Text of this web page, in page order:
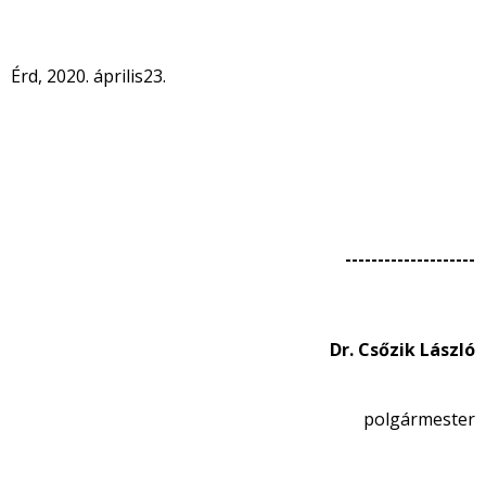
Érd, 2020. április23.
--------------------
Dr. Csőzik László
polgármester